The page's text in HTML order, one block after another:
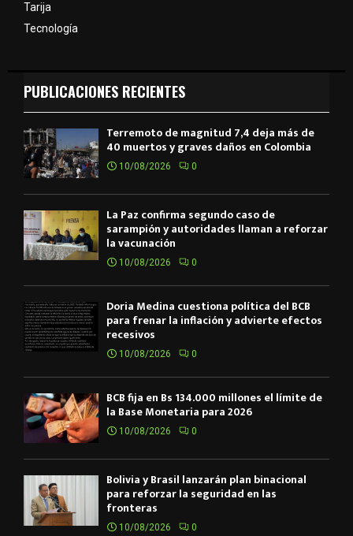
Tarija
Tecnología
PUBLICACIONES RECIENTES
Terremoto de magnitud 7,4 deja más de
40 muertos y graves daños en Colombia
10/08/2026 0
La Paz confirma segundo caso de
sarampión y autoridades llaman a reforzar
la vacunación
10/08/2026 0
Doria Medina cuestiona política del BCB
para frenar la inflación y advierte efectos
recesivos
10/08/2026 0
BCB fija en Bs 134.000 millones el límite de
la Base Monetaria para 2026
10/08/2026 0
Bolivia y Brasil lanzarán plan binacional
para reforzar la seguridad en las
fronteras
10/08/2026 0